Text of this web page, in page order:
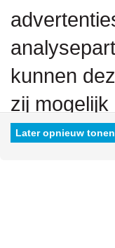
kunnen
zij
hen hebt
Later opnieuw tonen